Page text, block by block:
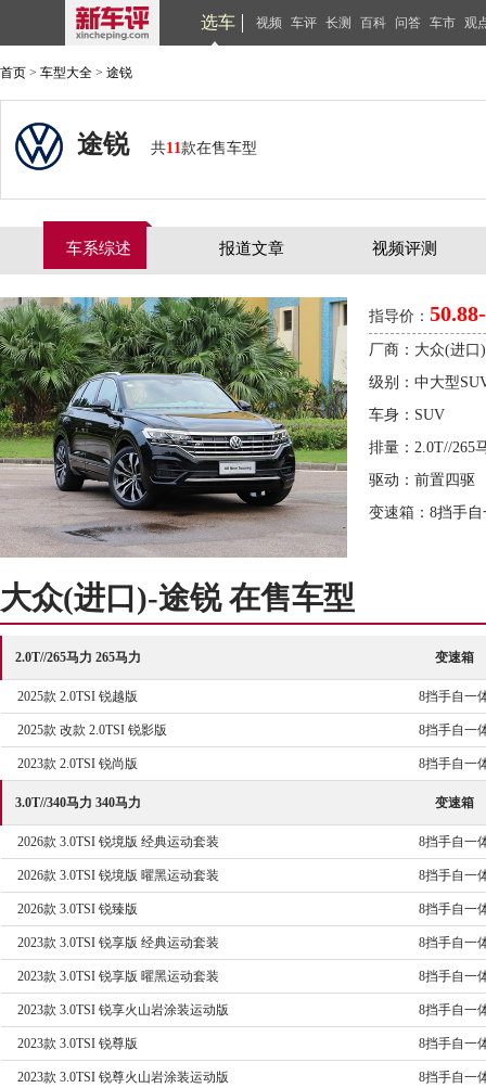
选车 视频 车评 长测 百科 问答 车市 观
首页 > 车型大全 > 途锐
途锐 共11款在售车型
车系综述 报道文章 视频评测
指导价：
厂商：大众(进口)
级别：中大型
车身：SUV
排量：2.0T//265
驱动：前置四驱
变速箱：8挡手自
大众(进口)-途锐 在售车型
2.0T//265马力 265马力 变速箱
2025款 2.0TSI 锐越版 8挡手自一
2025款 改款 2.0TSI 锐影版 8挡手自一
2023款 2.0TSI 锐尚版 8挡手自一
3.0T//340马力 340马力 变速箱
2026款 3.0TSI 锐境版 经典运动套装 8挡手自一
2026款 3.0TSI 锐境版 曜黑运动套装 8挡手自一
2026款 3.0TSI 锐臻版 8挡手自一
2023款 3.0TSI 锐享版 经典运动套装 8挡手自一
2023款 3.0TSI 锐享版 曜黑运动套装 8挡手自一
2023款 3.0TSI 锐享火山岩涂装运动版 8挡手自一
2023款 3.0TSI 锐尊版 8挡手自一
2023款 3.0TSI 锐尊火山岩涂装运动版 8挡手自一